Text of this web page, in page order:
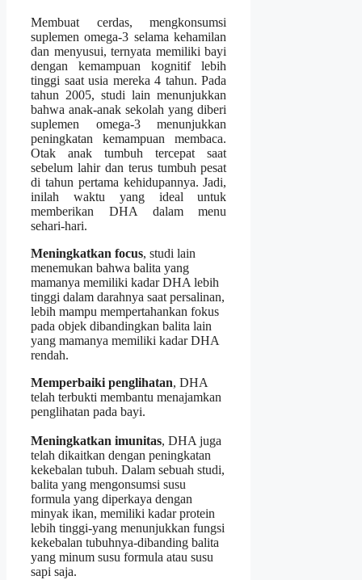
Membuat cerdas, mengkonsumsi
suplemen omega-3 selama kehamilan
dan menyusui, ternyata memiliki bayi
dengan kemampuan kognitif lebih
tinggi saat usia mereka 4 tahun. Pada
tahun 2005, studi lain menunjukkan
bahwa anak-anak sekolah yang diberi
suplemen omega-3 menunjukkan
peningkatan kemampuan membaca.
Otak anak tumbuh tercepat saat
sebelum lahir dan terus tumbuh pesat
di tahun pertama kehidupannya. Jadi,
inilah waktu yang ideal untuk
memberikan DHA dalam menu
sehari-hari.
Meningkatkan focus, studi lain
menemukan bahwa balita yang
mamanya memiliki kadar DHA lebih
tinggi dalam darahnya saat persalinan,
lebih mampu mempertahankan fokus
pada objek dibandingkan balita lain
yang mamanya memiliki kadar DHA
rendah.
Memperbaiki penglihatan, DHA
telah terbukti membantu menajamkan
penglihatan pada bayi.
Meningkatkan imunitas, DHA juga
telah dikaitkan dengan peningkatan
kekebalan tubuh. Dalam sebuah studi,
balita yang mengonsumsi susu
formula yang diperkaya dengan
minyak ikan, memiliki kadar protein
lebih tinggi-yang menunjukkan fungsi
kekebalan tubuhnya-dibanding balita
yang minum susu formula atau susu
sapi saja.